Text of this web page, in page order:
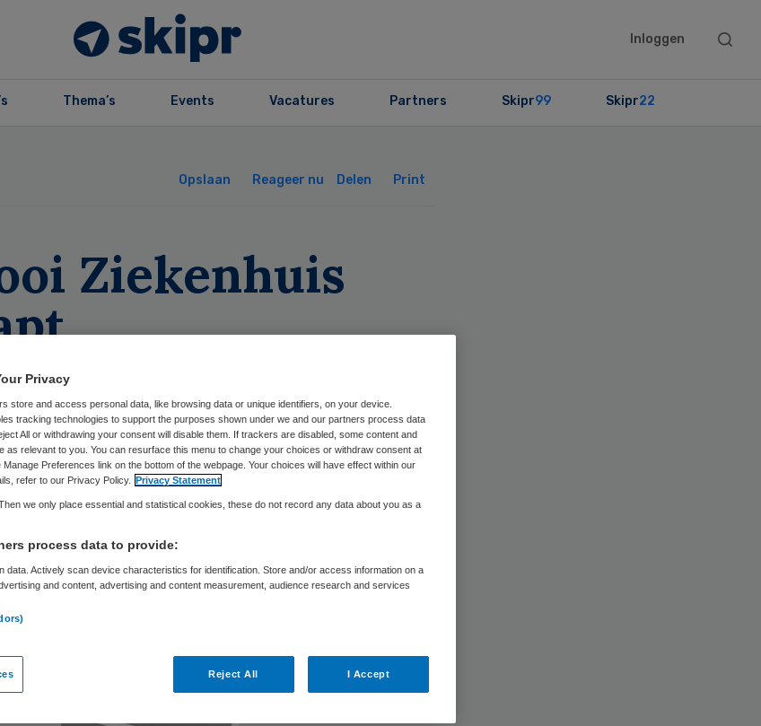
Inloggen
Search
Thema’s Events Vacatures Partners Skipr99 Skipr22
Opslaan Reageer nu Delen Print
Ziekenhuis
Redactie 22 november 2010,23:00 40 keer gelezen
Privacy
store and access personal data, like browsing data or unique identifiers, on your device.
tracking technologies to support the purposes shown under we and our partners process data
All or withdrawing your consent will disable them. If trackers are disabled, some content and
as relevant to you. You can resurface this menu to change your choices or withdraw consent at
Preferences link on the bottom of the webpage. Your choices will have effect within our
refer to our Privacy Policy. Privacy Statement
we only place essential and statistical cookies, these do not record any data about you as a
process data to provide:
data. Actively scan device characteristics for identification. Store and/or access information on a
and content, advertising and content measurement, audience research and services
Reject All I Accept